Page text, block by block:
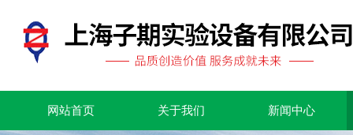
网站首页 关于我们 新闻中心